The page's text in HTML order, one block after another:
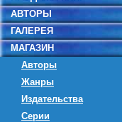
АВТОРЫ
ГАЛЕРЕЯ
МАГАЗИН
Авторы
Жанры
Издательства
Серии